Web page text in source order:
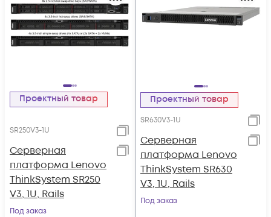
Проектный товар
SR250V3-1U
Серверная
платформа Lenovo
ThinkSystem SR250
V3, 1U, Rails
Под заказ
Проектный товар
SR630V3-1U
Серверная
платформа Lenovo
ThinkSystem SR630
V3, 1U, Rails
Под заказ